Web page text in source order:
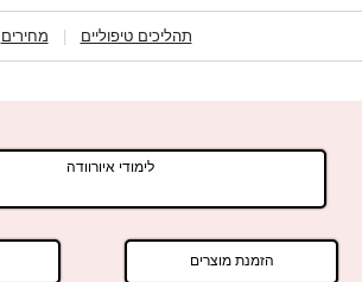
תהליכים טיפוליים מחירים
לימודי איורוודה
הזמנת מוצרים